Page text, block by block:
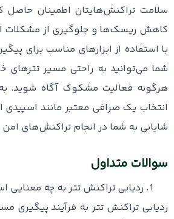
سلامت تراکنش‌هایتان اطمینان حاصل
کاهش ریسک‌ها و جلوگیری از مشکلات
با استفاده از ابزارهای مناسب برای
شما می‌توانید به ‌راحتی مسیر تترهای
هرگونه فعالیت مشکوک آگاه شوید.
انتخاب یک صرافی معتبر مانند
شایانی به شما در انجام تراکنش‌های
سوالات متداول
ردیابی تراکنش تتر به چه معنایی
ردیابی تراکنش تتر به فرآیند پیگیری